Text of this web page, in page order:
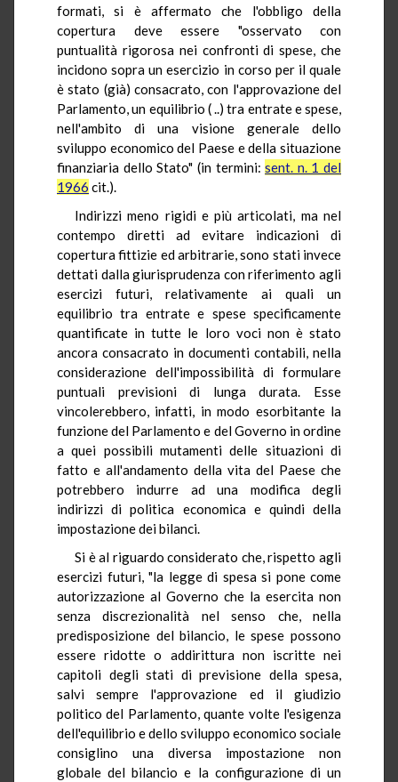
formati, si è affermato che l'obbligo della
copertura deve essere "osservato con
puntualità rigorosa nei confronti di spese, che
incidono sopra un esercizio in corso per il quale
è stato (già) consacrato, con l'approvazione del
Parlamento, un equilibrio ( ..) tra entrate e spese,
nell'ambito di una visione generale dello
sviluppo economico del Paese e della situazione
finanziaria dello Stato" (in termini:sent. n. 1 del
1966 cit.).
Indirizzi meno rigidi e più articolati, ma nel
contempo diretti ad evitare indicazioni di
copertura fittizie ed arbitrarie, sono stati invece
dettati dalla giurisprudenza con riferimento agli
esercizi futuri, relativamente ai quali un
equilibrio tra entrate e spese specificamente
quantificate in tutte le loro voci non è stato
ancora consacrato in documenti contabili, nella
considerazione dell'impossibilità di formulare
puntuali previsioni di lunga durata. Esse
vincolerebbero, infatti, in modo esorbitante la
funzione del Parlamento e del Governo in ordine
a quei possibili mutamenti delle situazioni di
fatto e all'andamento della vita del Paese che
potrebbero indurre ad una modifica degli
indirizzi di politica economica e quindi della
impostazione dei bilanci.
Si è al riguardo considerato che, rispetto agli
esercizi futuri, "la legge di spesa si pone come
autorizzazione al Governo che la esercita non
senza discrezionalità nel senso che, nella
predisposizione del bilancio, le spese possono
essere ridotte o addirittura non iscritte nei
capitoli degli stati di previsione della spesa,
salvi sempre l'approvazione ed il giudizio
politico del Parlamento, quante volte l'esigenza
dell'equilibrio e dello sviluppo economico sociale
consiglino una diversa impostazione non
globale del bilancio e la configurazione di un